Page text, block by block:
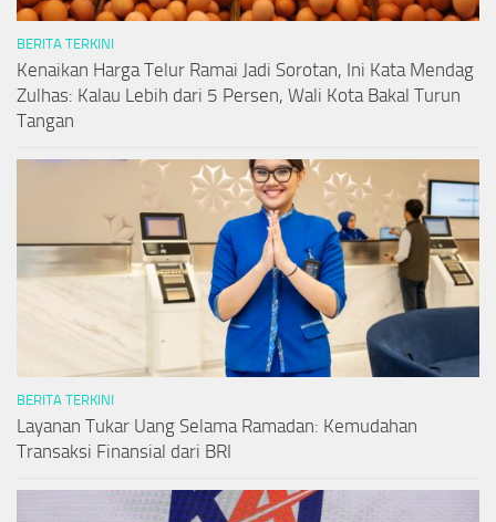
BERITA TERKINI
Kenaikan Harga Telur Ramai Jadi Sorotan, Ini Kata Mendag
Zulhas: Kalau Lebih dari 5 Persen, Wali Kota Bakal Turun
Tangan
BERITA TERKINI
Layanan Tukar Uang Selama Ramadan: Kemudahan
Transaksi Finansial dari BRI